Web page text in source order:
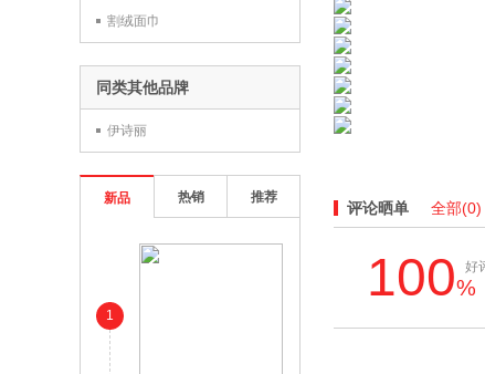
割绒面巾
同类其他品牌
伊诗丽
新品 热销 推荐
1
评论晒单 全部(0)
100 好
%